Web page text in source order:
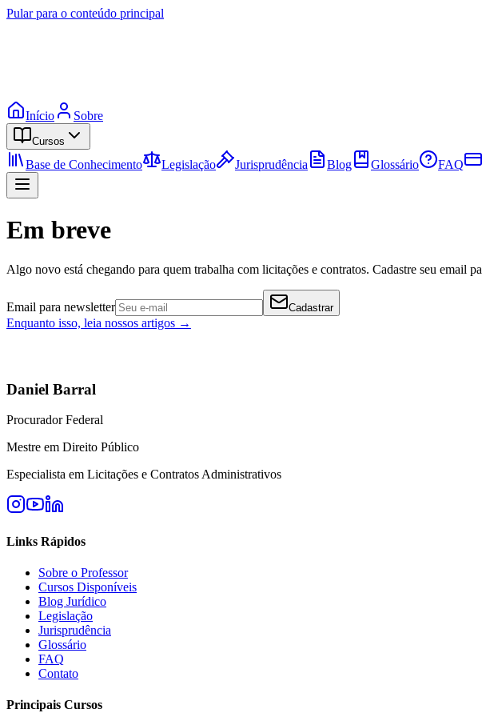
Pular para o conteúdo principal
Início Sobre
Cursos
Base de Conhecimento Legislação Jurisprudência Blog Glossário FAQ
Em breve
Algo novo está chegando para quem trabalha com licitações e contratos. Cadastre seu email
Email para newsletter Cadastrar
Enquanto isso, leia nossos artigos →
Daniel Barral
Procurador Federal
Mestre em Direito Público
Especialista em Licitações e Contratos Administrativos
Links Rápidos
Sobre o Professor
Cursos Disponíveis
Blog Jurídico
Legislação
Jurisprudência
Glossário
FAQ
Contato
Principais Cursos